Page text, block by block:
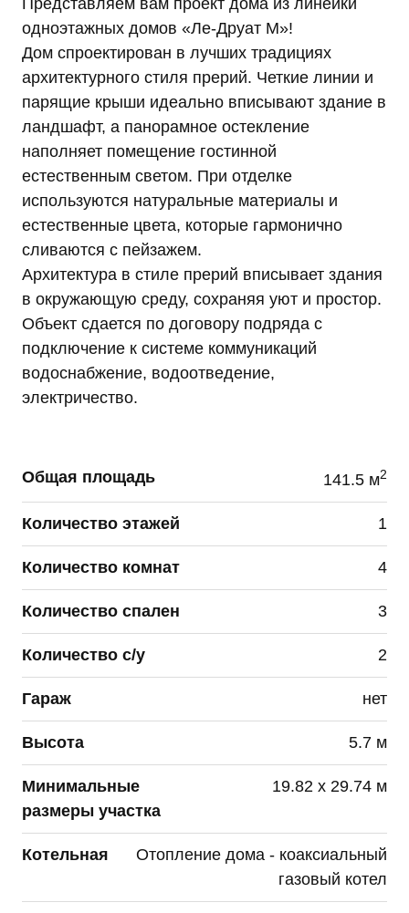
Представляем вам проект дома из линейки
одноэтажных домов «Ле-Друат М»!
Дом спроектирован в лучших традициях
архитектурного стиля прерий. Четкие линии и
парящие крыши идеально вписывают здание в
ландшафт, а панорамное остекление
наполняет помещение гостинной
естественным светом. При отделке
используются натуральные материалы и
естественные цвета, которые гармонично
сливаются с пейзажем.
Архитектура в стиле прерий вписывает здания
в окружающую среду, сохраняя уют и простор.
Объект сдается по договору подряда с
подключение к системе коммуникаций
водоснабжение, водоотведение,
электричество.
Общая площадь 141.5 м2
Количество этажей 1
Количество комнат 4
Количество спален 3
Количество с/у 2
Гараж нет
Высота 5.7 м
Минимальные
размеры участка
19.82 х 29.74 м
Котельная
Отопление дома - коаксиальный
газовый котел
общее описание используемых Оператором
способов обработки в соответствии с п. 3 ст. 3
Федерального закона от 27.07.2006 г. № 152-ФЗ
«О персональных данных». В ходе обработки с
персональными данными будут совершены
следующие действия: сбор; запись;
систематизация; накопление; хранение;
уточнение (обновление, изменение);
использование; обезличивание; удаление;
уничтожение.
Согласие дается, в том числе на возможные
информационные (рекламные) оповещения (в т.
рассылок о маркетинговых мероприятиях,
специальных предложениях и акциях
посредством SMS и e-mail).
Передача персональных данных третьим лицам
осуществляется на основании законодательства
Российской Федерации, договора с участием
субъекта персональных данных или согласия
Данное согласие может быть отозвано по моему
письменному заявлению, направленному ПАО
по адресу, указанному в начале данного
Согласия.
Я подтверждаю, что, давая такое согласие, я
действую по собственной воле и в своих
Данное согласие действует до достижения целей
обработки персональных данных или в течение
сроков хранения информации установленных
РФ.